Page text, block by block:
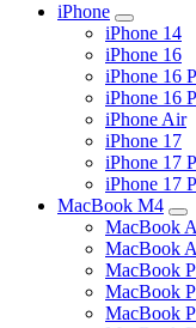
iPhone
iPhone 14
iPhone 16
iPhone 16
iPhone 16
iPhone Air
iPhone 17
iPhone 17
iPhone 17
MacBook M4
MacBook
MacBook
MacBook
MacBook
MacBook